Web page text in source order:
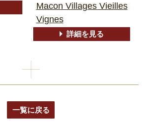
Macon Villages Vieilles
Vignes
詳細を見る
一覧に戻る